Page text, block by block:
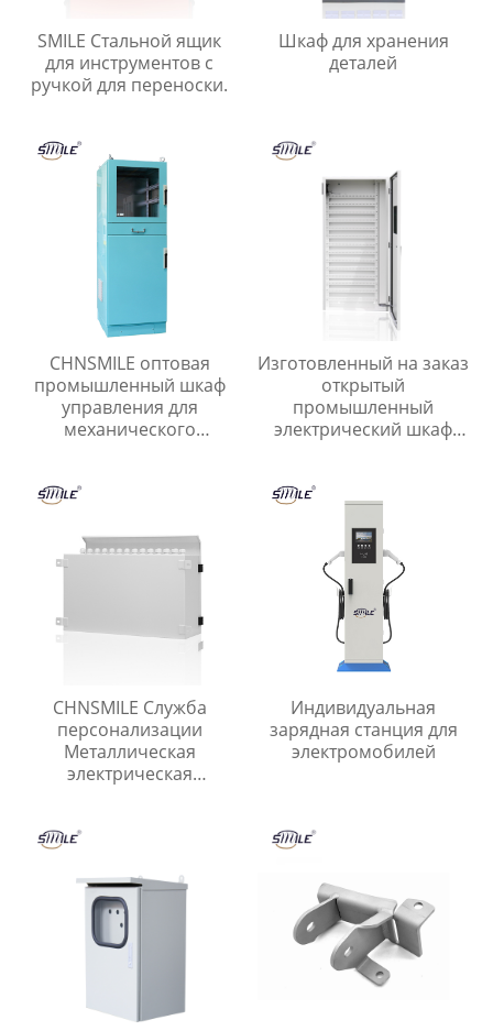
SMILE Стальной ящик
для инструментов с
ручкой для переноски.
Шкаф для хранения
деталей
CHNSMILE оптовая
промышленный шкаф
управления для
механического
популярной скидкой
Изготовленный на заказ
открытый
промышленный
электрический шкаф
алюминиевый корпус
защитой IP65
CHNSMILE Служба
персонализации
Металлическая
электрическая
Индивидуальная
зарядная станция для
электромобилей